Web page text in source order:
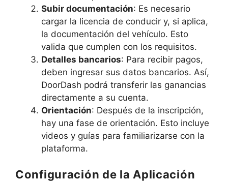
Subir documentación: Es necesario
cargar la licencia de conducir y, si aplica,
la documentación del vehículo. Esto
valida que cumplen con los requisitos.
Detalles bancarios: Para recibir pagos,
deben ingresar sus datos bancarios. Así,
DoorDash podrá transferir las ganancias
directamente a su cuenta.
Orientación: Después de la inscripción,
hay una fase de orientación. Esto incluye
videos y guías para familiarizarse con la
plataforma.
Configuración de la Aplicación